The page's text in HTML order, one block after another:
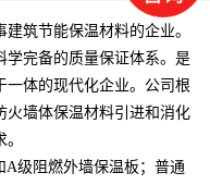
筑节能保温材料的企业。
学完备的质量保证体系。是
一体的现代化企业。公司根
火墙体保温材料引进和消化
。
A级阻燃外墙保温板；普通